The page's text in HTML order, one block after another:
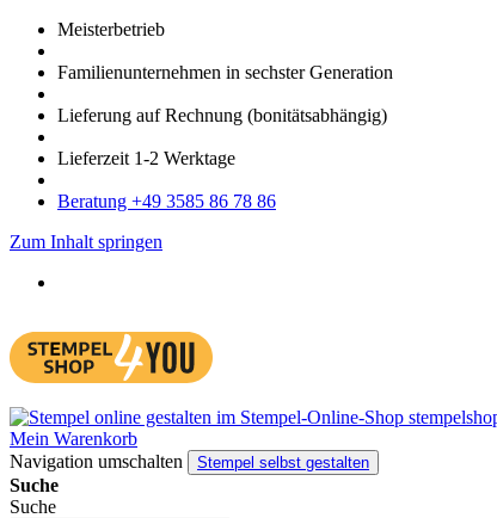
Meister­betrieb
Familien­unter­nehmen in sechster Gene­ration
Lieferung auf Rech­nung (bonitätsabhängig)
Liefer­zeit 1-2 Werk­tage
Bera­tung +49 3585 86 78 86
Zum Inhalt springen
Mein Warenkorb
Navigation umschalten
Stempel selbst gestalten
Suche
Suche